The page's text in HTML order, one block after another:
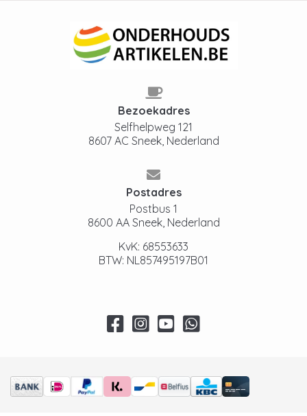
Bezoekadres
Selfhelpweg 121
8607 AC Sneek, Nederland
Postadres
Postbus 1
8600 AA Sneek, Nederland
KvK: 68553633
BTW: NL857495197B01